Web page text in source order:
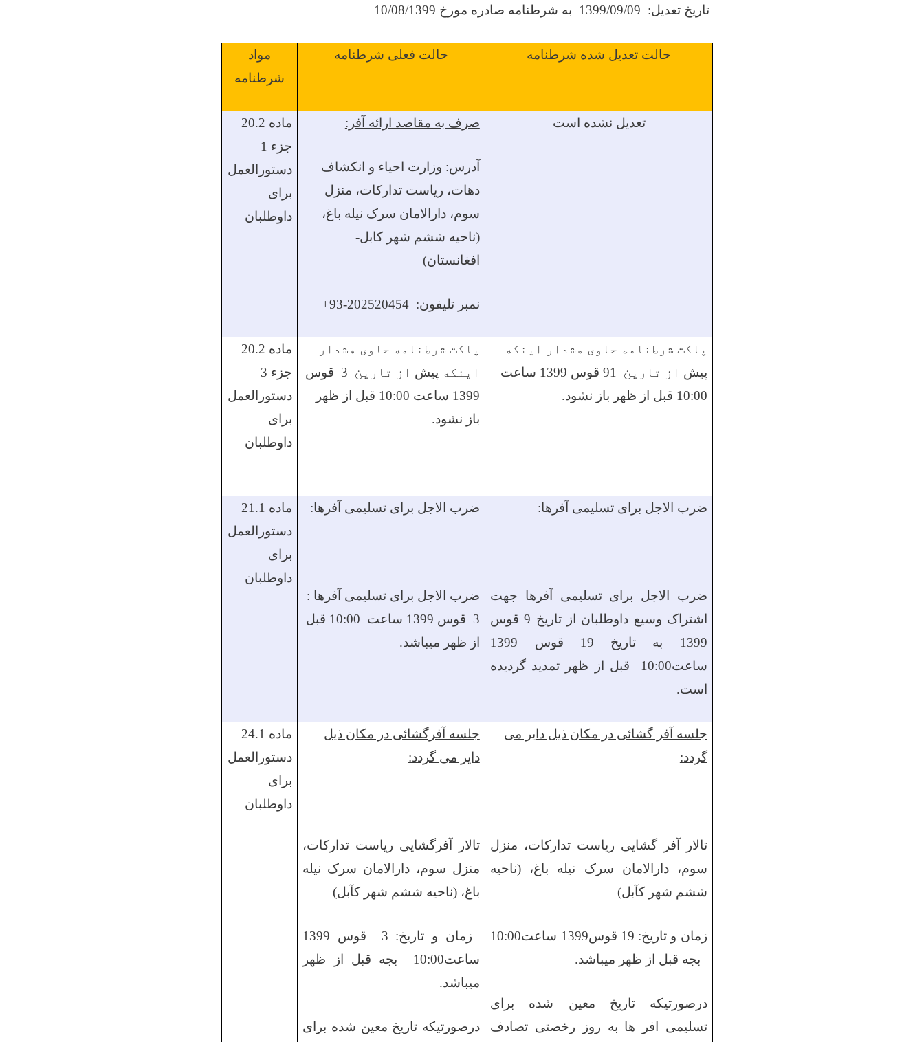
تاریخ تعدیل: 1399/09/09 به شرطنامه صادره مورخ 10/08/1399
حالت تعدیل شده شرطنامه حالت فعلی شرطنامه
مواد
شرطنامه
تعدیل نشده است صرف به مقاصد ارائه آفر:
آدرس: وزارت احیاء و انکشاف
دهات، ریاست تدارکات، منزل
سوم، دارالامان سرک نیله باغ،
(ناحیه ششم شهرکابل-
افغانستان)
نمبر تلیفون: 202520454-93+
ماده 20.2
جزء 1
دستورالعمل
برای
داوطلبان
پاکت شرطنامه حاوی هشدار اینکه
پیش از تاریخ 1
9 قوس 1399 ساعت
10:00 قبل از ظهر باز نشود.
پاکت شرطنامه حاوی هشدار
اینکه پیش از تاریخ
3 قوس
1399 ساعت 10:00 قبل از ظهر
باز نشود.
ماده 20.2
جزء 3
دستورالعمل
برای
داوطلبان
ضرب الاجل برای تسلیمی آفرها:
ضرب الاجل برای تسلیمی آفرها جهت
اشتراک وسیع داوطلبان از تاریخ 9 قوس
1399 به تاریخ 1
9 قوس
ساعت10:00 قبل از ظهر
تمدید گردیده
است.
ضرب الاجل برای تسلیمی آفرها:
ضرب الاجل برای تسلیمی آفرها :
3 قوس
ساعت 10:00 قبل
از ظهر میباشد.
ماده 21.1
دستورالعمل
برای
داوطلبان
جلسه آفر گشائی در مکان ذیل دایر می
گردد:
تالار آفر گشایی ریاست تدارکات، منزل
سوم،
دارالامان سرک نیله باغ، (ناحیه
ششم شهر کآبل)
زمان و تاریخ: 9 قوس1399 ساعت10:00
بجه قبل از ظهر میباشد.
درصورتیکه تاریخ معین شده برای
تسلیمی افر ها به روز رخصتی تصادف
جلسه آفرگشائی در مکان ذیل
دایر می گردد:
تالار آفرگشایی ریاست تدارکات،
منزل سوم، دارالامان سرک نیله
باغ، (ناحیه ششم شهر کآبل)
زمان و تاریخ: 3 قوس
ساعت10:00 بجه قبل
از ظهر
میباشد.
درصورتیکه تاریخ معین شده برای
دستورالعمل
برای
داوطلبان